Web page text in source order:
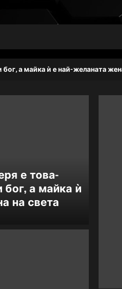
ѝ е най-желаната жена на
е това-
а майка ѝ
на света